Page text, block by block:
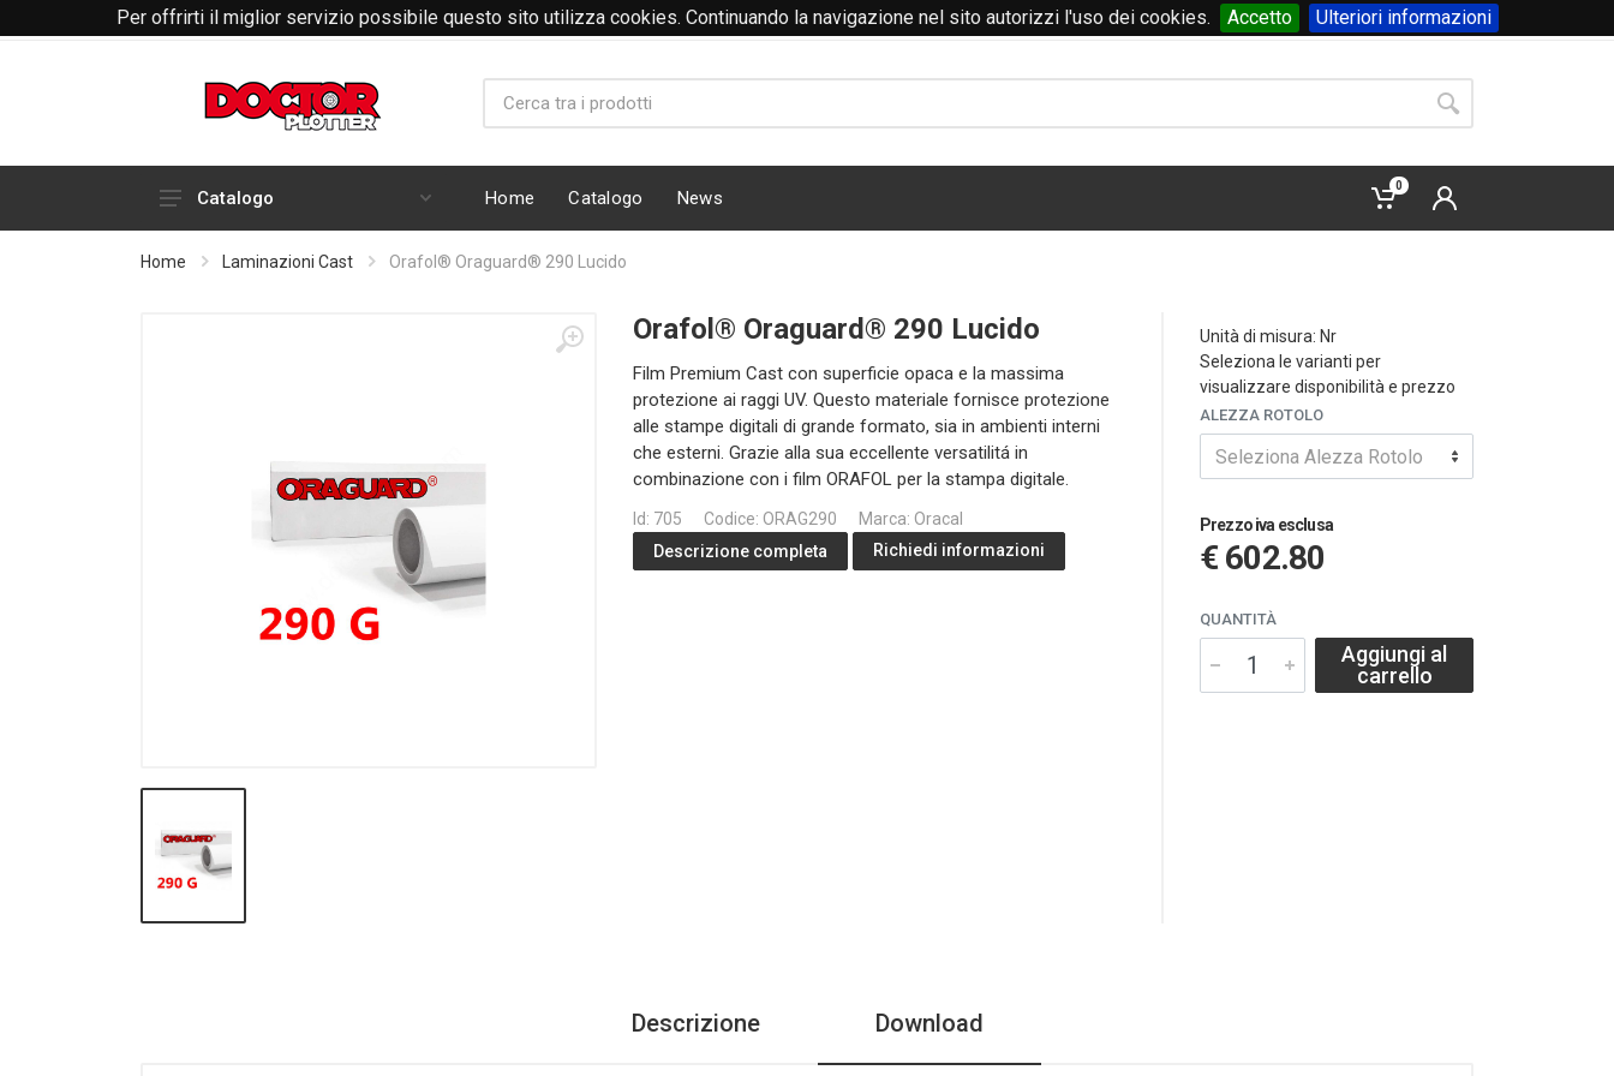
Per offrirti il miglior servizio possibile questo sito utilizza cookies. Continuando la navigazione nel sito autorizzi l'uso dei cookies. Accetto Ulteriori informazioni
Accedi oregistrati
HARDWARE
Catalogo Home Catalogo News
0
Home Laminazioni Cast Orafol® Oraguard® 290 Lucido
Orafol® Oraguard® 290 Lucido
Film Premium Cast con superficie opaca e la massima
protezione ai raggi UV. Questo materiale fornisce protezione
alle stampe digitali di grande formato, sia in ambienti interni
che esterni. Grazie alla sua eccellente versatilitá in
combinazione con i film ORAFOL per la stampa digitale.
Id: 705 Codice: ORAG290
Marca: Oracal
Descrizione completa
Richiedi informazioni
Unità di misura: Nr
Seleziona le varianti per
visualizzare disponibilità e prezzo
ALEZZA ROTOLO
Seleziona Alezza Rotolo
Prezzo iva esclusa
€ 602.80
QUANTITÀ
Aggiungi al
carrello
Descrizione Download